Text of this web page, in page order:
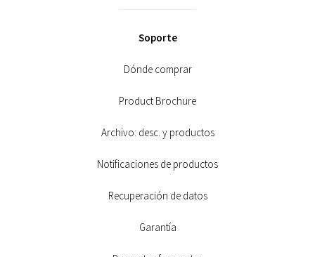
Soporte
Dónde comprar
Product Brochure
Archivo: desc. y productos
Notificaciones de productos
Recuperación de datos
Garantía